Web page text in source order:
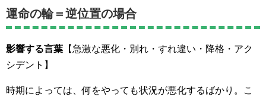
運命の輪＝逆位置の場合
影響する言葉 【急激な悪化・別れ・すれ違い・降格・アク
シデント】
時期によっては、何をやっても状況が悪化するばかり。こ